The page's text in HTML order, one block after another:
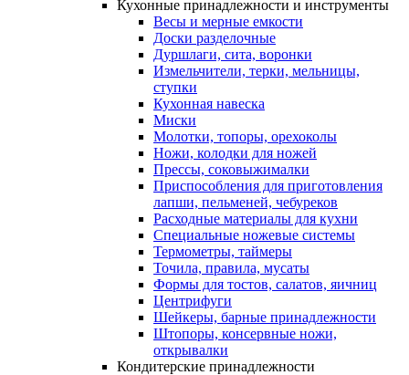
Кухонные принадлежности и инструменты
Весы и мерные емкости
Доски разделочные
Дуршлаги, сита, воронки
Измельчители, терки, мельницы,
ступки
Кухонная навеска
Миски
Молотки, топоры, орехоколы
Ножи, колодки для ножей
Прессы, соковыжималки
Приспособления для приготовления
лапши, пельменей, чебуреков
Расходные материалы для кухни
Специальные ножевые системы
Термометры, таймеры
Точила, правила, мусаты
Формы для тостов, салатов, яичниц
Центрифуги
Шейкеры, барные принадлежности
Штопоры, консервные ножи,
открывалки
Кондитерские принадлежности